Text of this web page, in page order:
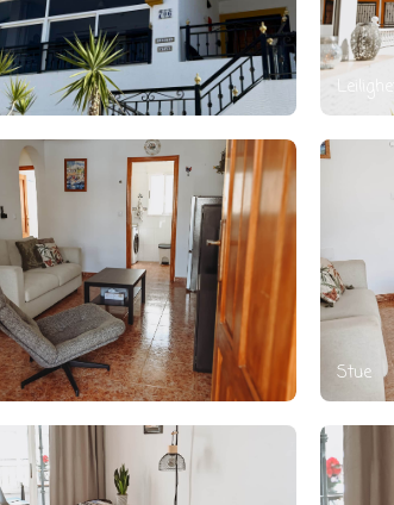
Leilighet
Stue